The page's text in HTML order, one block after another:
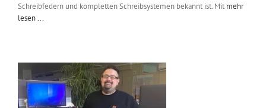
Schreibfedern und kompletten Schreibsystemen bekannt ist. Mit mehr
lesen ...